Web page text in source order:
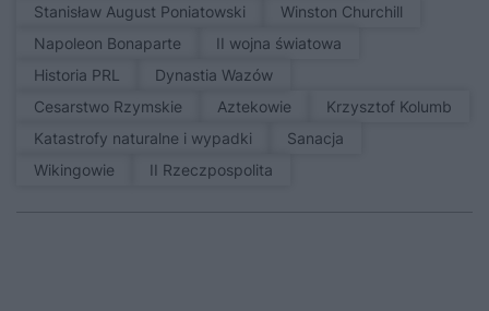
Stanisław August Poniatowski
Winston Churchill
Napoleon Bonaparte
II wojna światowa
Historia PRL
Dynastia Wazów
Cesarstwo Rzymskie
Aztekowie
Krzysztof Kolumb
Katastrofy naturalne i wypadki
sanacja
Wikingowie
II Rzeczpospolita